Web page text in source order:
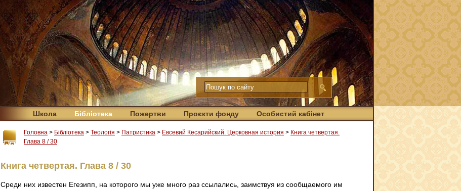
Школа Бібліотека Пожертви Проєкти фонду Особистий кабінет
Головна > Бібліотека > Теологія > Патристика > Евсевий Кесарийский. Церковная история > Книга четвертая.
Глава 8 / 30
Книга четвертая. Глава 8 / 30
Среди них известен Егезипп, на которого мы уже много раз ссылались, заимствуя из сообщаемого им